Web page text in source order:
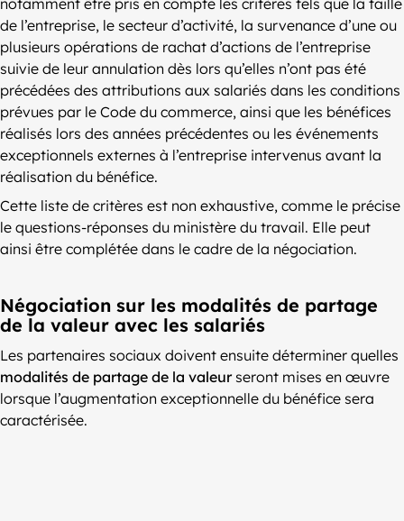
notamment être pris en compte les critères tels que la taille
de l’entreprise, le secteur d’activité, la survenance d’une ou
plusieurs opérations de rachat d’actions de l’entreprise
suivie de leur annulation dès lors qu’elles n’ont pas été
précédées des attributions aux salariés dans les conditions
prévues par le Code du commerce, ainsi que les bénéfices
réalisés lors des années précédentes ou les événements
exceptionnels externes à l’entreprise intervenus avant la
réalisation du bénéfice.
Cette liste de critères est non exhaustive, comme le précise
le questions-réponses du ministère du travail. Elle peut
ainsi être complétée dans le cadre de la négociation.
Négociation sur les modalités de partage
de la valeur avec les salariés
Les partenaires sociaux doivent ensuite déterminer quelles
modalités de partage de la valeurseront mises en œuvre
lorsque l’augmentation exceptionnelle du bénéfice sera
caractérisée.